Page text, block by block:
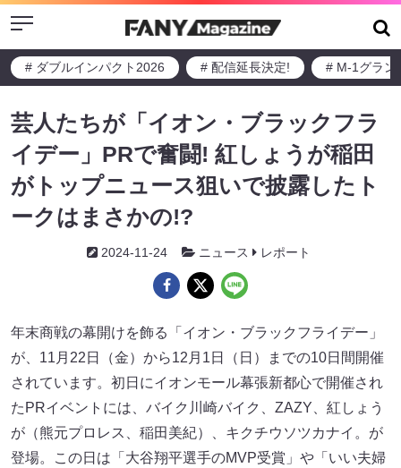
Menu
# ダブルインパクト2026 # 配信延長決定! # M-1グラン
芸人たちが「イオン・ブラックフラ
イデー」PRで奮闘! 紅しょうが稲田
がトップニュース狙いで披露したト
ークはまさかの!?
2024-11-24 ニュース レポート
年末商戦の幕開けを飾る「イオン・ブラックフライデー」
が、11月22日（金）から12月1日（日）までの10日間開催
されています。初日にイオンモール幕張新都心で開催され
たPRイベントには、バイク川崎バイク、ZAZY、紅しょう
が（熊元プロレス、稲田美紀）、キクチウソツカナイ。が
登場。この日は「大谷翔平選手のMVP受賞」や「いい夫婦